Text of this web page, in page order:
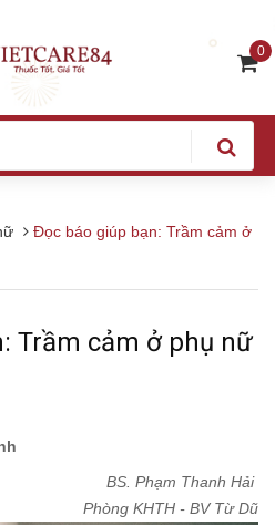
0
Đọc báo giúp bạn: Trầm cảm ở
Trầm cảm ở phụ nữ
BS. Phạm Thanh Hải
Phòng KHTH - BV Từ Dũ